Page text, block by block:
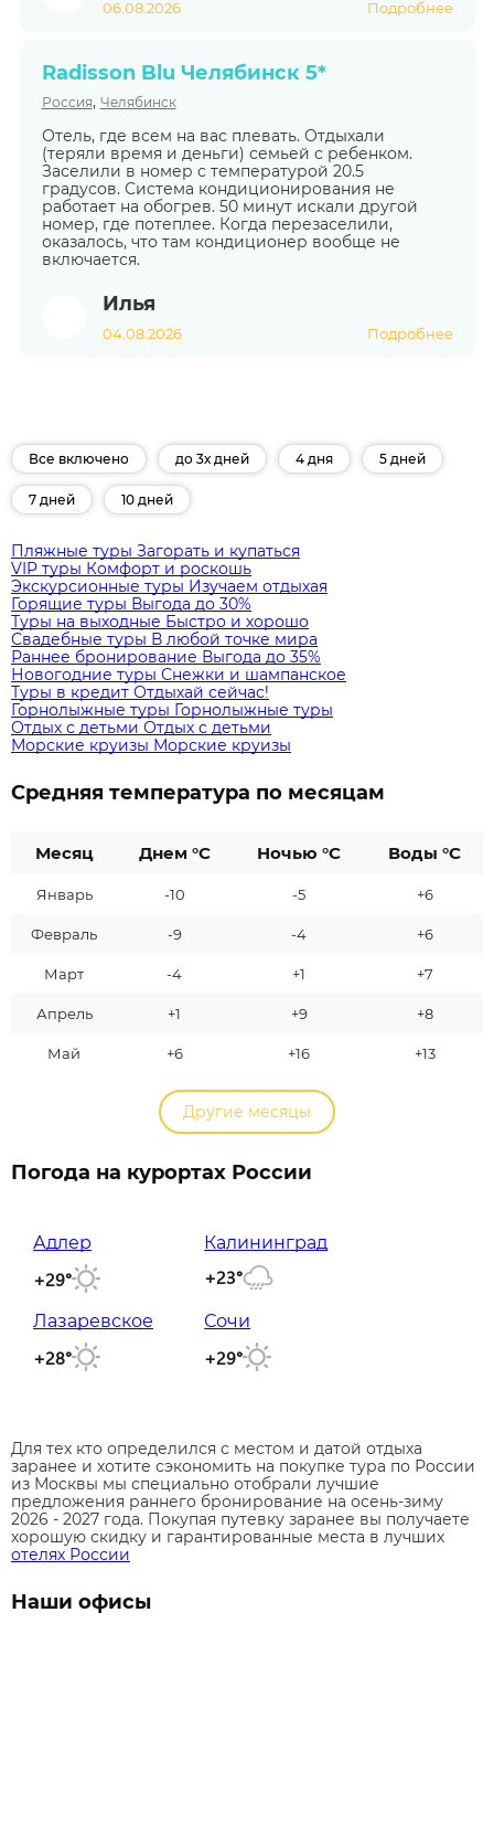
06.08.2026 Подробнее
Radisson Blu Челябинск 5*
Россия, Челябинск
Отель, где всем на вас плевать. Отдыхали
(теряли время и деньги) семьей с ребенком.
Заселили в номер с температурой 20.5
градусов. Система кондиционирования не
работает на обогрев. 50 минут искали другой
номер, где потеплее. Когда перезаселили,
оказалось, что там кондиционер вообще не
включается.
Илья
04.08.2026 Подробнее
Все включено до 3х дней 4 дня 5 дней
7 дней 10 дней
Пляжные туры Загорать и купаться
VIP туры Комфорт и роскошь
Экскурсионные туры Изучаем отдыхая
Горящие туры Выгода до 30%
Туры на выходные Быстро и хорошо
Свадебные туры В любой точке мира
Раннее бронирование Выгода до 35%
Новогодние туры Снежки и шампанское
Туры в кредит Отдыхай сейчас!
Горнолыжные туры Горнолыжные туры
Отдых с детьми Отдых с детьми
Морские круизы Морские круизы
Средняя температура по месяцам
Месяц Днем °C Ночью °C Воды °C
Январь -10 -5 +6
Февраль -9 -4 +6
Март -4 +1 +7
Апрель +1 +9 +8
Май +6 +16 +13
Другие месяцы
Погода на курортах России
Адлер
+29°
Калининград
+23°
Лазаревское
+28°
Сочи
+29°
Для тех кто определился с местом и датой отдыха
заранее и хотите сэкономить на покупке тура по России
из Москвы мы специально отобрали лучшие
предложения раннего бронирование на осень-зиму
2026 - 2027 года. Покупая путевку заранее вы получаете
хорошую скидку и гарантированные места в лучших
отелях России
Наши офисы